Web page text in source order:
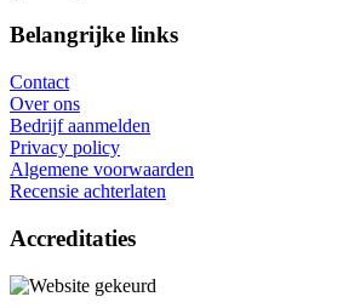
Belangrijke links
Contact
Over ons
Bedrijf aanmelden
Privacy policy
Algemene voorwaarden
Recensie achterlaten
Accreditaties